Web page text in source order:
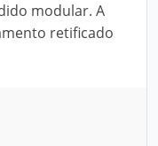
modular. A
retificado